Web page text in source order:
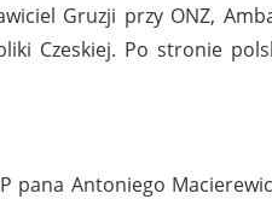
Gruzji przy ONZ,
Czeskiej. Po stronie
pana Antoniego